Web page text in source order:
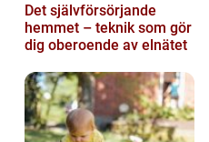
Det självförsörjande
hemmet – teknik som gör
dig oberoende av elnätet